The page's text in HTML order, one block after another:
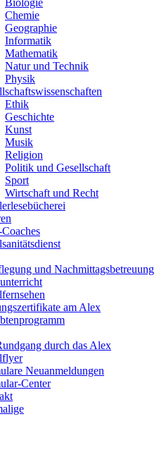
Biologie
Chemie
Geographie
Informatik
Mathematik
Natur und Technik
Physik
Ethik
Geschichte
Kunst
Musik
Religion
Politik und Gesellschaft
Sport
Wirtschaft und Recht
und Nachmittagsbetreuung
am Alex
durch das Alex
Neuanmeldungen
Center